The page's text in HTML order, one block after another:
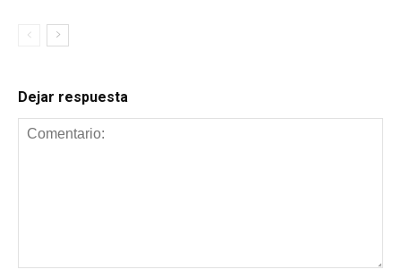
Dejar respuesta